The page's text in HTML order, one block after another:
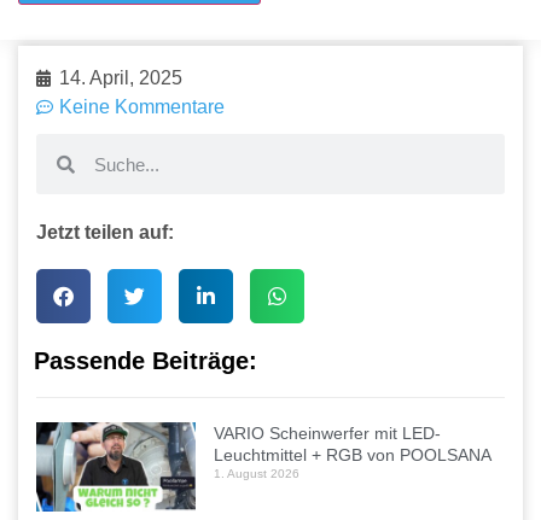
14. April, 2025
Keine Kommentare
Jetzt teilen auf:
Passende Beiträge:
VARIO Scheinwerfer mit LED-
Leuchtmittel + RGB von POOLSANA
1. August 2026